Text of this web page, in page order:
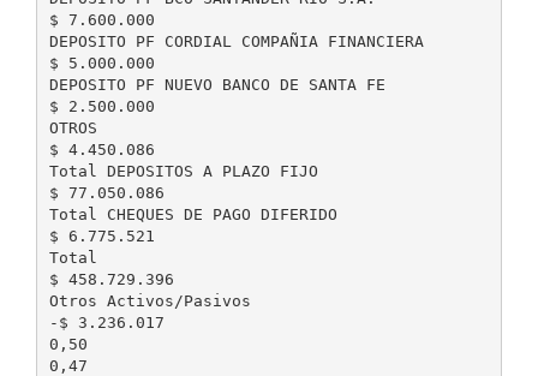
$ 7.600.000
DEPOSITO PF CORDIAL COMPAÑIA FINANCIERA
$ 5.000.000
DEPOSITO PF NUEVO BANCO DE SANTA FE
$ 2.500.000
OTROS
$ 4.450.086
Total DEPOSITOS A PLAZO FIJO
$ 77.050.086
Total CHEQUES DE PAGO DIFERIDO
$ 6.775.521
Total
$ 458.729.396
Otros Activos/Pasivos
-$ 3.236.017
0,50
0,47